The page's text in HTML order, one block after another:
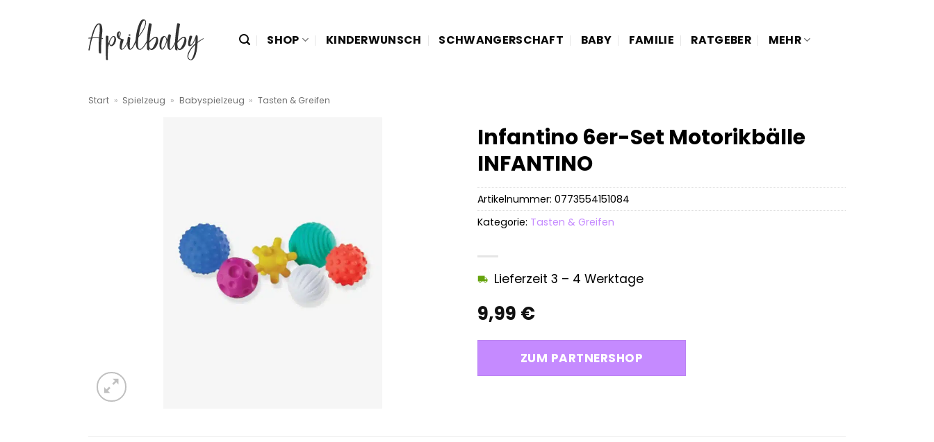
SHOP KINDERWUNSCH SCHWANGERSCHAFT BABY FAMILIE RATGEBER MEHR
Start » Spielzeug » Babyspielzeug » Tasten & Greifen
Infantino 6er-Set Motorikbälle
INFANTINO
9,99 €
Lieferzeit 3 – 4 Werktage
ZUM PARTNERSHOP
Artikelnummer: 0773554151084
Kategorie: Tasten & Greifen